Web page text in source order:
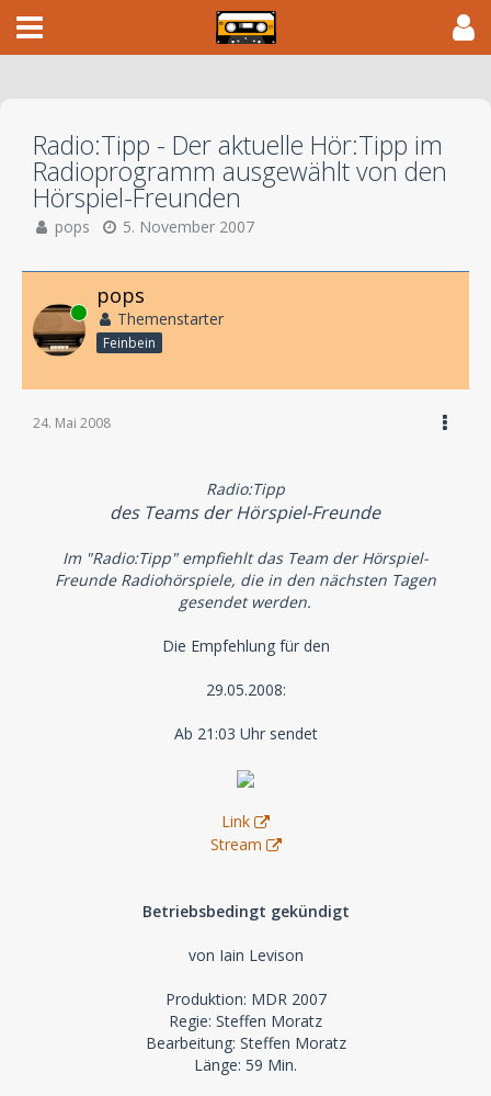
Radio:Tipp - Der aktuelle Hör:Tipp im
Radioprogramm ausgewählt von den
Hörspiel-Freunden
pops 5. November 2007
Online
pops
Themenstarter
Feinbein
24. Mai 2008
Radio:Tipp
des Teams der Hörspiel-Freunde
Im "Radio:Tipp" empfiehlt das Team der Hörspiel-
Freunde Radiohörspiele, die in den nächsten Tagen
gesendet werden.
Die Empfehlung für den
29.05.2008:
Ab 21:03 Uhr sendet
Link
Stream
Betriebsbedingt gekündigt
von Iain Levison
Produktion: MDR 2007
Regie: Steffen Moratz
Bearbeitung: Steffen Moratz
Länge: 59 Min.